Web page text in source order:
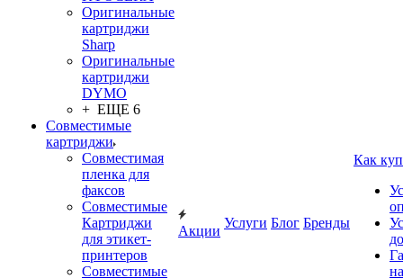
Оригинальные
картриджи
Sharp
Оригинальные
картриджи
DYMO
+ ЕЩЕ 6
Совместимые
картриджи
Совместимая
пленка для
факсов
Совместимые
Картриджи
для этикет-
принтеров
Совместимые
Акции
Услуги Блог Бренды
Как